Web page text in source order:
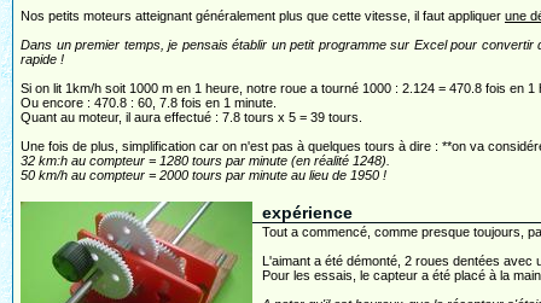
Nos petits moteurs atteignant généralement plus que cette vitesse, il faut appliquer une
Dans un premier temps, je pensais établir un petit programme sur Excel pour
rapide !
Si on lit 1km/h soit 1000 m en 1 heure, notre roue a tourné 1000 : 2.124 = 470.8 fois en 1
Ou encore : 470.8 : 60, 7.8 fois en 1 minute.
Quant au moteur, il aura effectué : 7.8 tours x 5 = 39 tours.
Une fois de plus, simplification car on n'est pas à quelques tours à dire : **on va
32 km:h au compteur = 1280 tours par minute (en réalité 1248).
50 km/h au compteur = 2000 tours par minute au lieu de 1950 !
expérience
Tout a commencé, comme presque toujours,
L'aimant a été démonté, 2 roues dentées
Pour les essais, le capteur a été placé à la